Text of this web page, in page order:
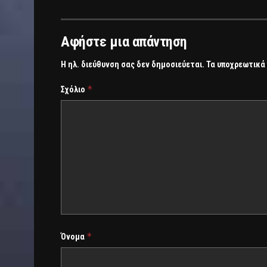
Αφήστε μια απάντηση
Η ηλ. διεύθυνση σας δεν δημοσιεύεται. Τα υποχρεωτικά
Σχόλιο *
Όνομα *